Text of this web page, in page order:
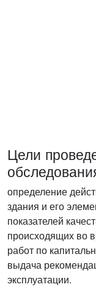
Цели
определение
здания и его
показателей
происходящих во
работ по
выдача
эксплуатации.